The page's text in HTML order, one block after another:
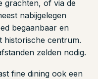
grachten, of via de
nabijgelegen
begaanbaar en
historische centrum.
zelden nodig.
fine dining ook een